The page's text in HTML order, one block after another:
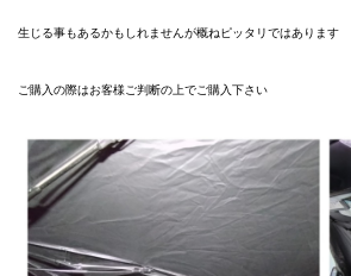
生じる事もあるかもしれませんが概ねピッタリではあります
ご購入の際はお客様ご判断の上でご購入下さい